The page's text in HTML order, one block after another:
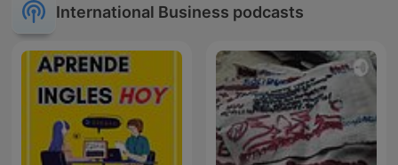
International Business podcasts